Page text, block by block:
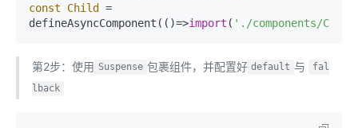
const
Child
=
defineAsyncComponent(()=>import ( './components/
第2步：使用 Suspense 包裹组件，并配置好 default 与
fal
lback